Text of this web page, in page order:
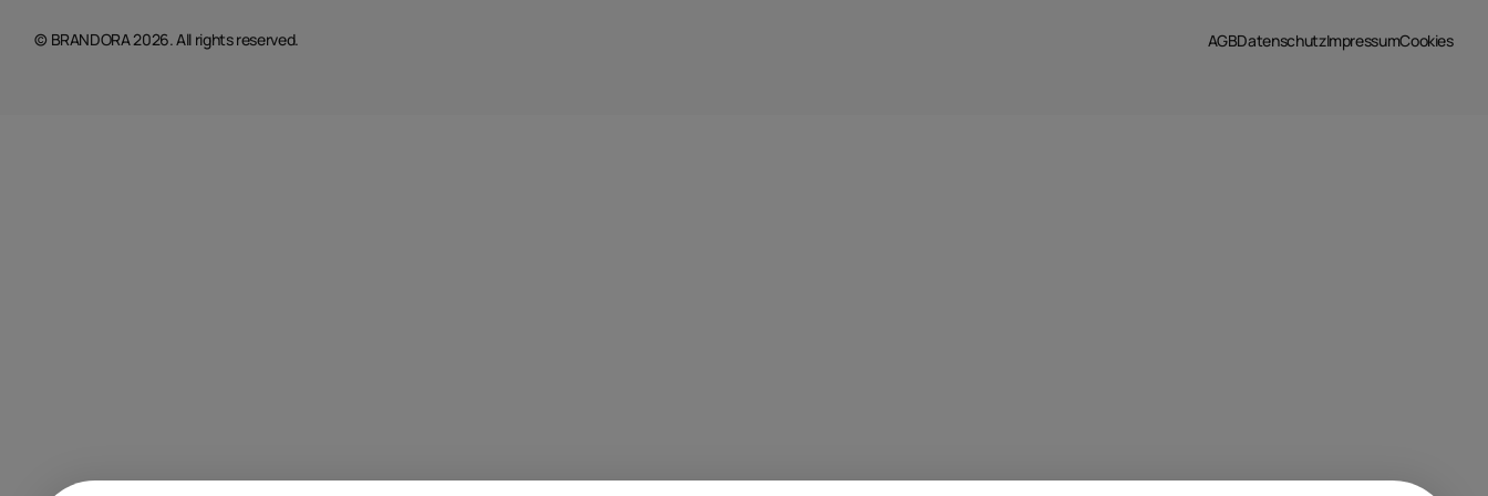
© BRANDORA 2026. All rights reserved. AGBDatenschutzImpressumCookies